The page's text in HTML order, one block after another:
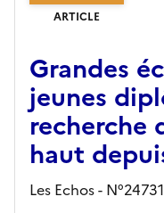
ARTICLE
Grandes
jeunes
recherche
haut
Les Echos -